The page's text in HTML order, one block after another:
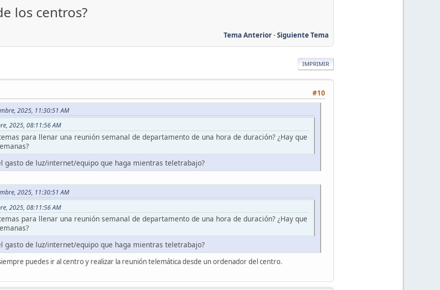
los centros?
Tema Anterior-Siguiente Tema
IMPRIMIR
#10
2025, 11:30:51 AM
2025, 08:11:56 AM
para llenar una reunión semanal de departamento de una hora de duración? ¿Hay que
gasto de luz/internet/equipo que haga mientras teletrabajo?
2025, 11:30:51 AM
2025, 08:11:56 AM
para llenar una reunión semanal de departamento de una hora de duración? ¿Hay que
gasto de luz/internet/equipo que haga mientras teletrabajo?
puedes ir al centro y realizar la reunión telemática desde un ordenador del centro.